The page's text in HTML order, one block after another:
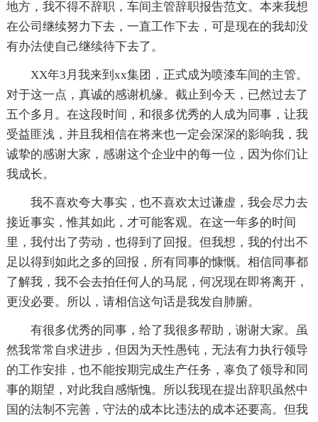
地方，我不得不辞职，车间主管辞职报告范文。本来我想
在公司继续努力下去，一直工作下去，可是现在的我却没
有办法使自己继续待下去了。
XX年3月我来到xx集团，正式成为喷漆车间的主管。
对于这一点，真诚的感谢机缘。截止到今天，已然过去了
五个多月。在这段时间，和很多优秀的人成为同事，让我
受益匪浅，并且我相信在将来也一定会深深的影响我，我
诚挚的感谢大家，感谢这个企业中的每一位，因为你们让
我成长。
我不喜欢夸大事实，也不喜欢太过谦虚，我会尽力去
接近事实，惟其如此，才可能客观。在这一年多的时间
里，我付出了劳动，也得到了回报。但我想，我的付出不
足以得到如此之多的回报，所有同事的慷慨。相信同事都
了解我，我不会去拍任何人的马屁，何况现在即将离开，
更没必要。所以，请相信这句话是我发自肺腑。
有很多优秀的同事，给了我很多帮助，谢谢大家。虽
然我常常自求进步，但因为天性愚钝，无法有力执行领导
的工作安排，也不能按期完成生产任务，辜负了领导和同
事的期望，对此我自感惭愧。所以我现在提出辞职虽然中
国的法制不完善，守法的成本比违法的成本还要高。但我